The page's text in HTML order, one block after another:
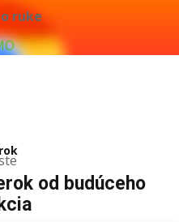
ruke
od budúceho